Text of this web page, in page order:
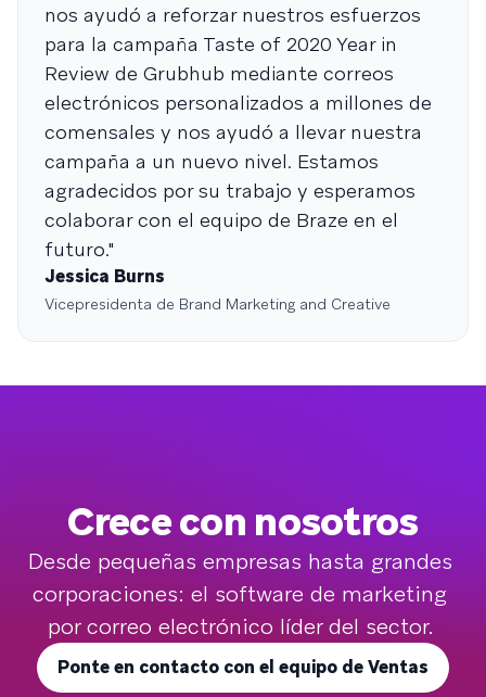
nos ayudó a reforzar nuestros esfuerzos
para la campaña Taste of 2020 Year in
Review de Grubhub mediante correos
electrónicos personalizados a millones de
comensales y nos ayudó a llevar nuestra
campaña a un nuevo nivel. Estamos
agradecidos por su trabajo y esperamos
colaborar con el equipo de Braze en el
futuro."
Jessica Burns
Vicepresidenta de Brand Marketing and Creative
Crece con nosotros
Desde pequeñas empresas hasta grandes
corporaciones: el software de marketing
por correo electrónico líder del sector.
Ponte en contacto con el equipo de Ventas